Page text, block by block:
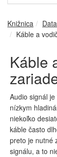
Knižnica
Káble a
Káble
Audio signál
nízkym
niekoľko
káble často
preto je nutné
signálu, a to